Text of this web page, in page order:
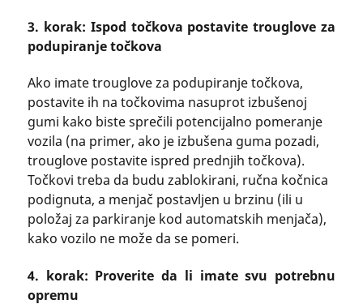
3. korak: Ispod točkova postavite trouglove za
podupiranje točkova
Ako imate trouglove za podupiranje točkova,
postavite ih na točkovima nasuprot izbušenoj
gumi kako biste sprečili potencijalno pomeranje
vozila (na primer, ako je izbušena guma pozadi,
trouglove postavite ispred prednjih točkova).
Točkovi treba da budu zablokirani, ručna kočnica
podignuta, a menjač postavljen u brzinu (ili u
položaj za parkiranje kod automatskih menjača),
kako vozilo ne može da se pomeri.
4. korak: Proverite da li imate svu potrebnu
opremu